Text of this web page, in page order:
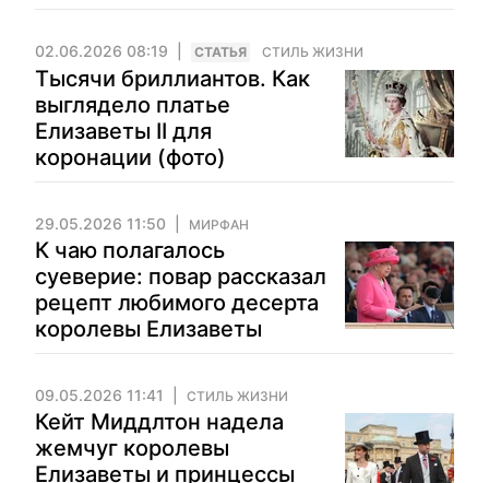
02.06.2026 08:19 CТАТЬЯ СТИЛЬ ЖИЗНИ
Тысячи бриллиантов. Как
выглядело платье
Елизаветы II для
коронации (фото)
29.05.2026 11:50 МИРФАН
К чаю полагалось
суеверие: повар рассказал
рецепт любимого десерта
королевы Елизаветы
09.05.2026 11:41 СТИЛЬ ЖИЗНИ
Кейт Миддлтон надела
жемчуг королевы
Елизаветы и принцессы